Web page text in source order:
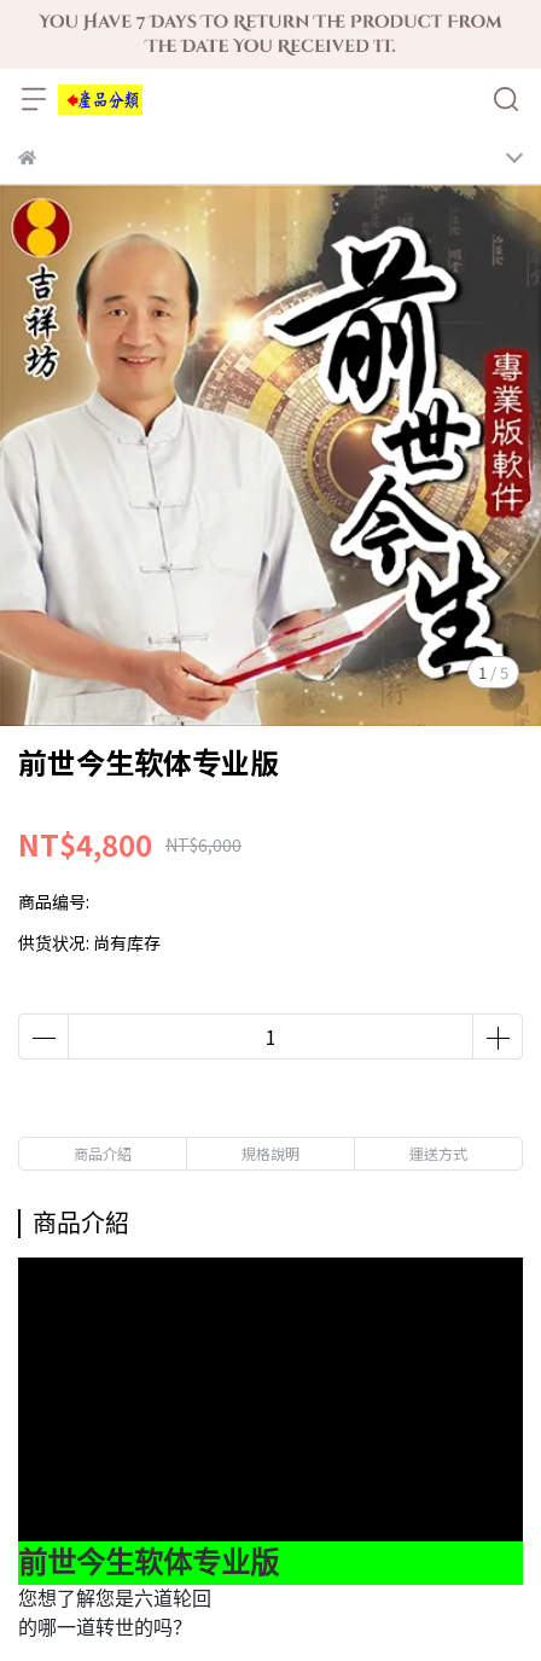
1 /5
前世今生软体专业版
NT$4,800 NT$6,000
商品编号:
供货状况: 尚有库存
商品介紹 規格說明 運送方式
商品介紹
前世今生软体专业版
您想了解您是六道轮回
的哪一道转世的吗？